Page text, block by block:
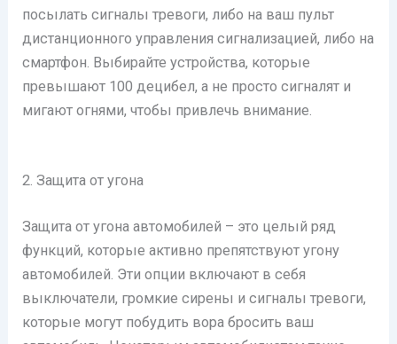
посылать сигналы тревоги, либо на ваш пульт
дистанционного управления сигнализацией, либо на
смартфон. Выбирайте устройства, которые
превышают 100 децибел, а не просто сигналят и
мигают огнями, чтобы привлечь внимание.
2. Защита от угона
Защита от угона автомобилей – это целый ряд
функций, которые активно препятствуют угону
автомобилей. Эти опции включают в себя
выключатели, громкие сирены и сигналы тревоги,
которые могут побудить вора бросить ваш